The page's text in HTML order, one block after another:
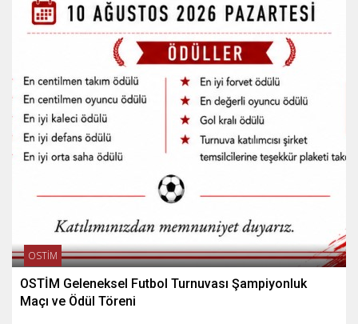
OSTİM
OSTİM Geleneksel Futbol Turnuvası Şampiyonluk
Maçı ve Ödül Töreni